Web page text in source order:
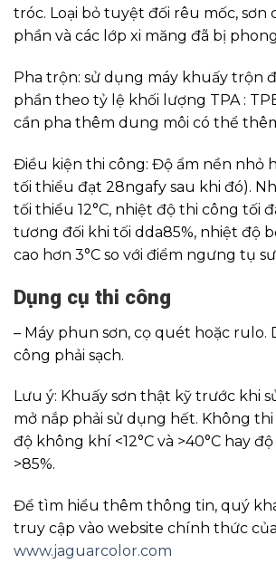
tróc. Loại bỏ tuyệt đối rêu mốc, sơn
phần và các lớp xi măng đã bị
Pha trộn: sử dụng máy khuấy trộn
phần theo tỷ lệ khối lượng TPA :
cần pha thêm dung môi có thể
Điều kiện thi công: Độ ẩm nền nhỏ
tối thiểu đạt 28ngafy sau khi đó).
tối thiểu 12°C, nhiệt độ thi công tối
tương đối khi tối dda85%, nhiệt độ
cao hơn 3°C so với điểm ngưng tụ
Dụng cụ thi công
– Máy phun sơn, cọ quét hoặc rulo.
công phải sạch.
Lưu ý: Khuấy sơn thật kỹ trước khi
mở nắp phải sử dụng hết. Không
độ không khí <12°C và >40°C hay
>85%.
Để tìm hiểu thêm thông tin, quý
truy cập vào website chính thức
www.jaguarcolor.com